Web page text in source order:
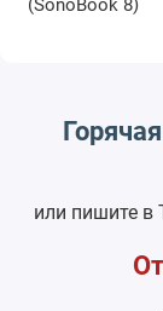
(SonoBook 8)
или пишите в